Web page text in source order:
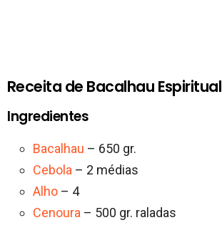
Receita de Bacalhau Espiritual
Ingredientes
Bacalhau – 650 gr.
Cebola – 2 médias
Alho – 4
Cenoura – 500 gr. raladas